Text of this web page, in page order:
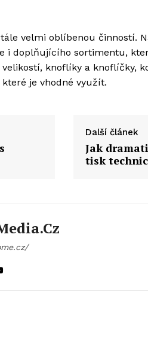
velmi oblíbenou činností.
i doplňujícího sortimentu,
knoflíky a knoflíčky,
je vhodné využít.
Další článek
Jak
tisk